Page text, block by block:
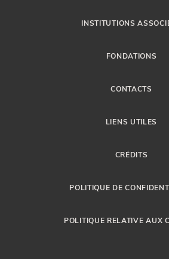
INSTITUTIONS
FONDATIONS
CONTACTS
LIENS UTILES
CRÉDITS
POLITIQUE DE
POLITIQUE RELATIVE AUX